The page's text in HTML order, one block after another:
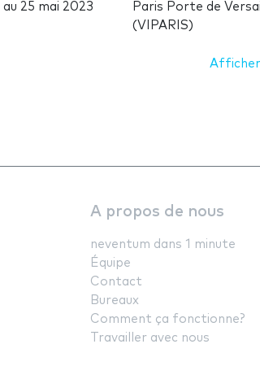
au 25 mai 2023
Paris Porte de
(VIPARIS)
A propos de nous
neventum dans 1 minute
Équipe
Contact
Bureaux
Comment ça fonctionne?
Travailler avec nous